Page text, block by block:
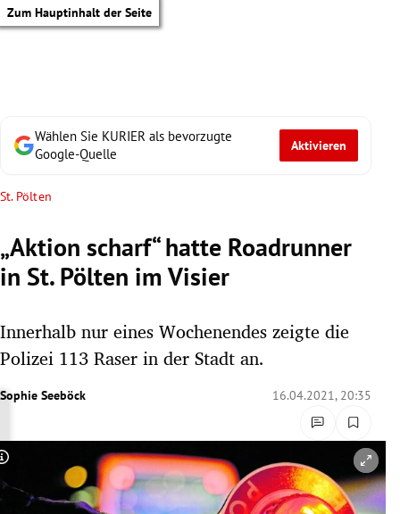
Zum Hauptinhalt der Seite
Untermenü
Untermenü
Wählen Sie KURIER als bevorzugte
Google-Quelle
Aktivieren
St. Pölten
„Aktion scharf“ hatte Roadrunner
in St. Pölten im Visier
Innerhalb nur eines Wochenendes zeigte die
Polizei 113 Raser in der Stadt an.
Sophie Seeböck 16.04.2021, 20:35
Copyright-Hinweis öffnen/schließen